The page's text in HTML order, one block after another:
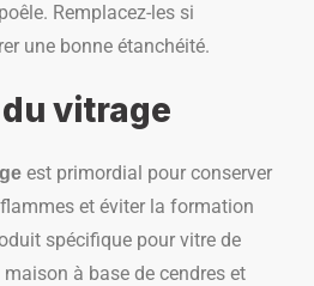
Remplacez-les si
une bonne étanchéité.
vitrage
est primordial pour conserver
et éviter la formation
spécifique pour vitre de
à base de cendres et